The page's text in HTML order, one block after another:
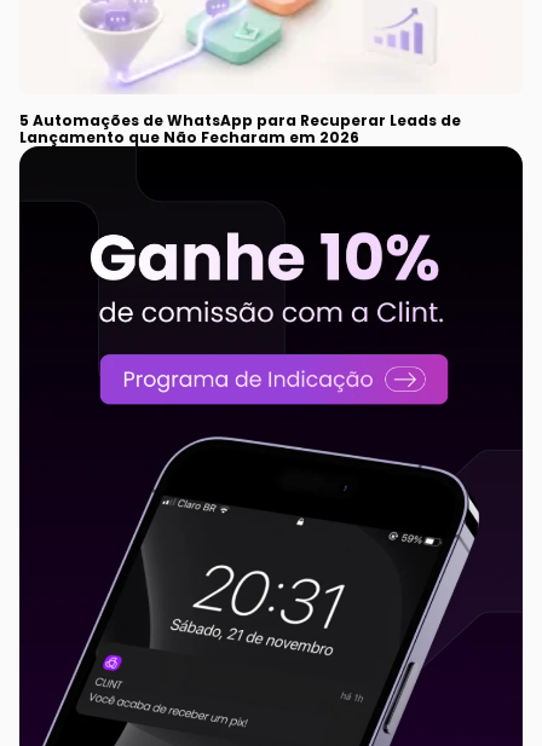
5 Automações de WhatsApp para Recuperar Leads de
Lançamento que Não Fecharam em 2026